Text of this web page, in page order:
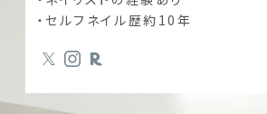
・セルフネイル歴約10年